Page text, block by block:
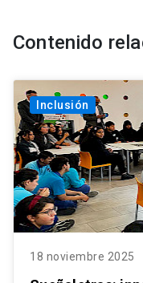
Contenido
Inclusión
18 noviembre 2025